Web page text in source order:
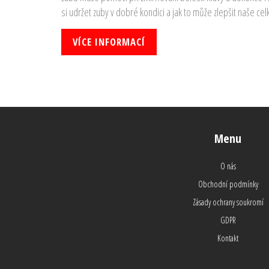
si udržet zuby v dobré kondici a jak to může zlepšit naše
VÍCE INFORMACÍ
Menu
O nás
Obchodní podmínky
Zásady ochrany soukromí
GDPR
Kontakt